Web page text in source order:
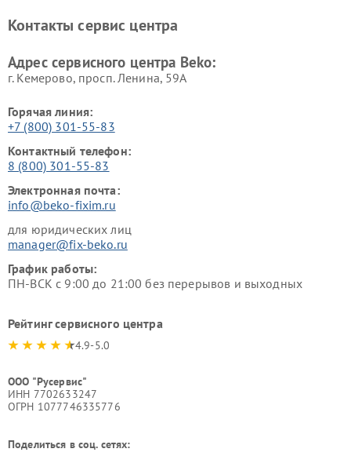
Ремонт холодильников Beko Ремонт морозильных камер
Контакты сервис центра
Адрес сервисного центра Beko:
г. Кемерово, просп. Ленина, 59А
Горячая линия:
+7 (800) 301-55-83
Контактный телефон:
8 (800) 301-55-83
Электронная почта:
info@beko-fixim.ru
для юридических лиц
manager@fix-beko.ru
График работы:
ПН-ВСК с 9:00 до 21:00 без перерывов и выходных
Рейтинг сервисного центра
4.9-5.0
ООО "Русервис"
ИНН 7702633247
ОГРН 1077746335776
Поделиться в соц. сетях: